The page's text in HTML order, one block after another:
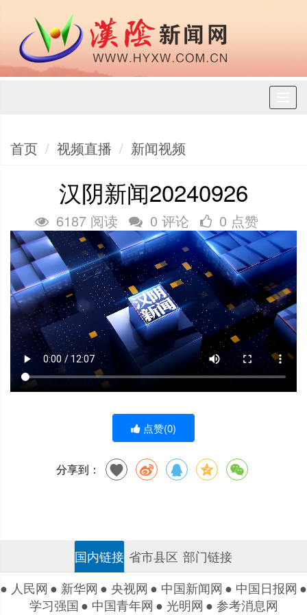
首页 视频直播 新闻视频
汉阴新闻20240926
6187 阅读 0 评论 0 点赞
点赞(0)
分享到：
国内链接 省市县区 部门链接
● 人民网 ● 新华网 ● 央视网 ● 中国新闻网 ● 中国日报网 ●
学习强国● 中国青年网 ● 光明网 ● 参考消息网